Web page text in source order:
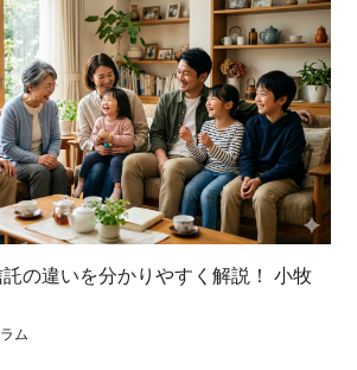
の違いを分かりやすく解説！ 小牧
ム